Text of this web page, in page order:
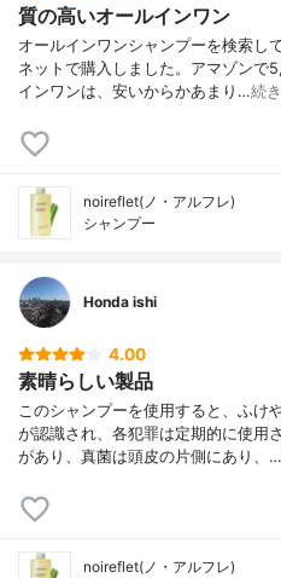
質の高いオールインワン
オールインワンシャンプーを検索し
ネットで購入しました。アマゾンで
インワンは、安いからかあまり…続
noireflet(ノ・アルフレ)
シャンプー
Honda ishi
4.00
素晴らしい製品
このシャンプーを使用すると、ふけ
が認識され、各犯罪は定期的に使用
があり、真菌は頭皮の片側にあり、…
noireflet(ノ・アルフレ)